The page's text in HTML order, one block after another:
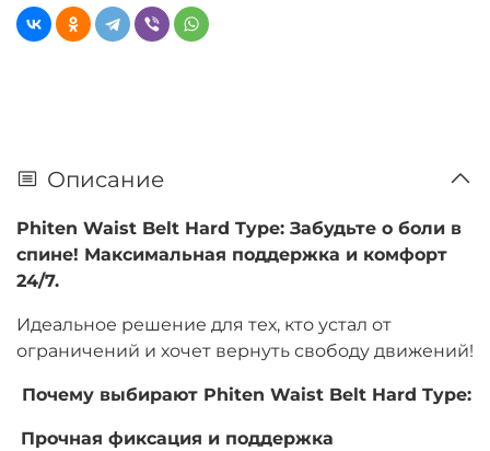
Описание
Phiten Waist Belt Hard Type: Забудьте о боли в
спине! Максимальная поддержка и комфорт
24/7.
Идеальное решение для тех, кто устал от
ограничений и хочет вернуть свободу движений!
Почему выбирают Phiten Waist Belt Hard Type:
Прочная фиксация и поддержка